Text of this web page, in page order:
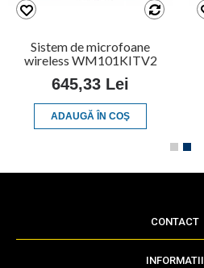
Sistem de microfoane
wireless WM101KITV2
645,33 Lei
ADAUGĂ ÎN COŞ
CONTACT
INFORMATII